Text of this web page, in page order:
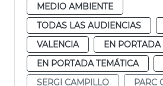
MEDIO AMBIENTE
TODAS LAS AUDIENCIAS
VALENCIA
EN PORTADA
EN PORTADA TEMÁTICA
SERGI CAMPILLO
PARC